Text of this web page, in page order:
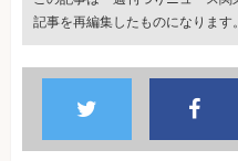
記事を再編集したものになります。